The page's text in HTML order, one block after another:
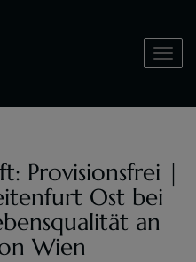
Provisionsfrei |
Ost bei
an
Wien